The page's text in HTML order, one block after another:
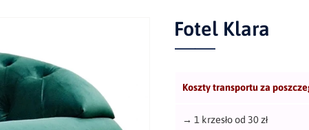
Fotel Klara
Koszty transportu za
→1 krzesło od 30 zł